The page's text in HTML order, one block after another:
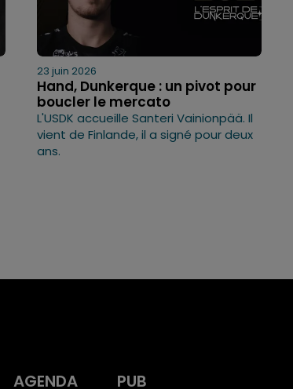
23 juin 2026
Hand, Dunkerque : un pivot pour
boucler le mercato
L'USDK accueille Santeri Vainionpää. Il
vient de Finlande, il a signé pour deux
ans.
AGENDA PUB